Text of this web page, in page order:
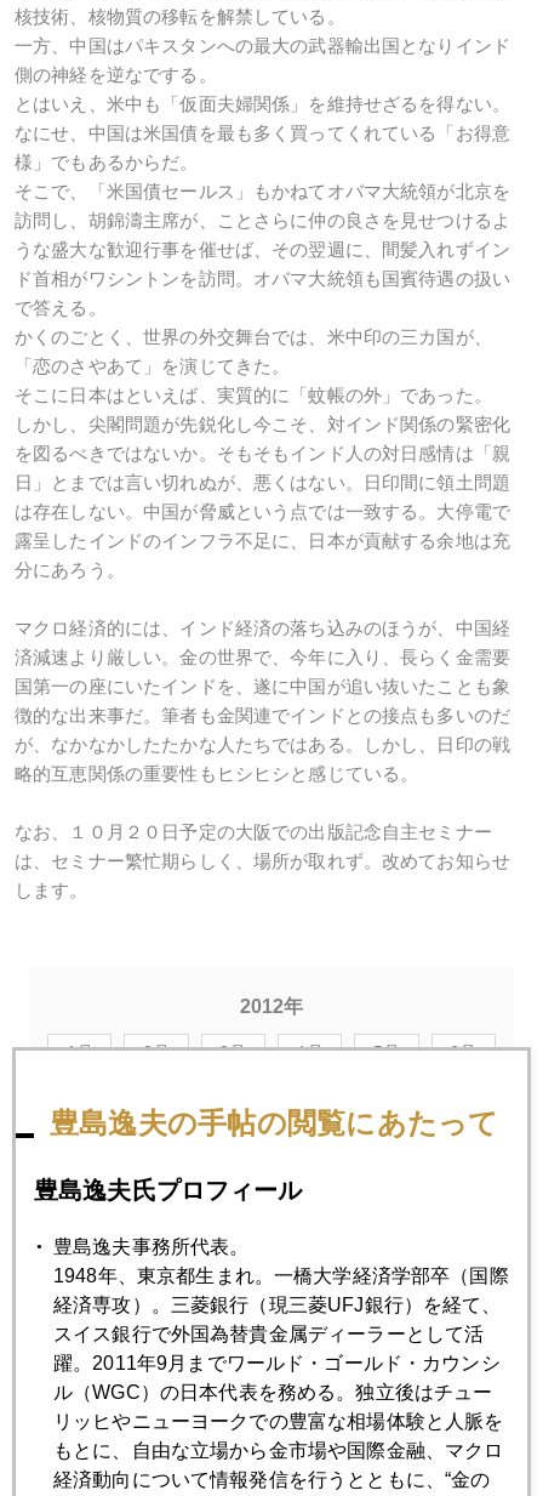
核技術、核物質の移転を解禁している。
一方、中国はパキスタンへの最大の武器輸出国となりインド
側の神経を逆なでする。
とはいえ、米中も「仮面夫婦関係」を維持せざるを得ない。
なにせ、中国は米国債を最も多く買ってくれている「お得意
様」でもあるからだ。
そこで、「米国債セールス」もかねてオバマ大統領が北京を
訪問し、胡錦濤主席が、ことさらに仲の良さを見せつけるよ
うな盛大な歓迎行事を催せば、その翌週に、間髪入れずイン
ド首相がワシントンを訪問。オバマ大統領も国賓待遇の扱い
で答える。
かくのごとく、世界の外交舞台では、米中印の三カ国が、
「恋のさやあて」を演じてきた。
そこに日本はといえば、実質的に「蚊帳の外」であった。
しかし、尖閣問題が先鋭化し今こそ、対インド関係の緊密化
を図るべきではないか。そもそもインド人の対日感情は「親
日」とまでは言い切れぬが、悪くはない。日印間に領土問題
は存在しない。中国が脅威という点では一致する。大停電で
露呈したインドのインフラ不足に、日本が貢献する余地は充
分にあろう。
マクロ経済的には、インド経済の落ち込みのほうが、中国経
済減速より厳しい。金の世界で、今年に入り、長らく金需要
国第一の座にいたインドを、遂に中国が追い抜いたことも象
徴的な出来事だ。筆者も金関連でインドとの接点も多いのだ
が、なかなかしたたかな人たちではある。しかし、日印の戦
略的互恵関係の重要性もヒシヒシと感じている。
なお、１０月２０日予定の大阪での出版記念自主セミナー
は、セミナー繁忙期らしく、場所が取れず。改めてお知らせ
します。
2012年
1月 2月 3月 4月 5月 6月
2012年10月31日
2012年10月30日
もし東証が48時間休場になったら
2012年10月26日
粘土細工の尖閣模型、「日中冷戦時代」の兆し
豊島逸夫の手帖の閲覧にあたって
豊島逸夫氏プロフィール
豊島逸夫事務所代表。
1948年、東京都生まれ。一橋大学経済学部卒（国際
経済専攻）。三菱銀行（現三菱UFJ銀行）を経て、
スイス銀行で外国為替貴金属ディーラーとして活
躍。2011年9月までワールド・ゴールド・カウンシ
ル（WGC）の日本代表を務める。独立後はチュー
リッヒやニューヨークでの豊富な相場体験と人脈を
もとに、自由な立場から金市場や国際金融、マクロ
経済動向について情報発信を行うとともに、“金の